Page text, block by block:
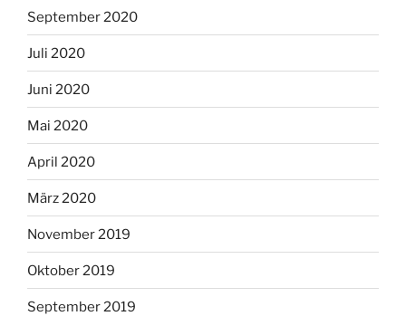
September 2020
Juli 2020
Juni 2020
Mai 2020
April 2020
März 2020
November 2019
Oktober 2019
September 2019